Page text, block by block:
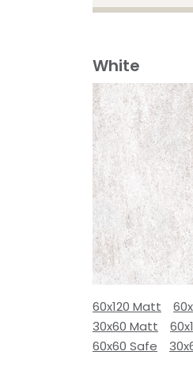
White
60x120 Matt
30x60 Matt
60x60 Safe